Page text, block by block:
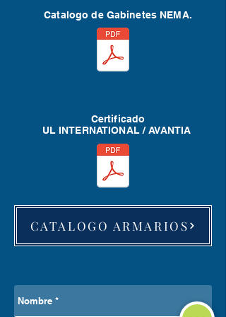
Catalogo de Gabinetes NEMA.
Certificado
UL INTERNATIONAL / AVANTIA
CATALOGO ARMARIOS